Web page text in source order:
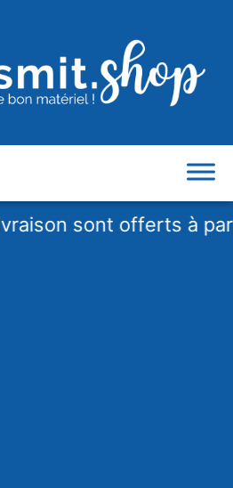
sont offerts à partir